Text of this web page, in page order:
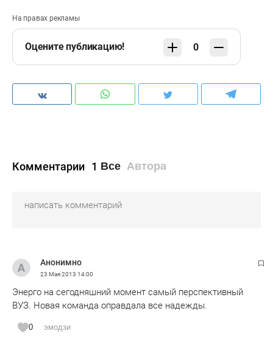
На правах рекламы
Оцените публикацию! 0
Комментарии 1 Все Автора
Анонимно
23 Мая 2013 14:00
Энерго на сегодняшний момент самый перспективный
ВУЗ. Новая команда оправдала все надежды.
0 эмодзи